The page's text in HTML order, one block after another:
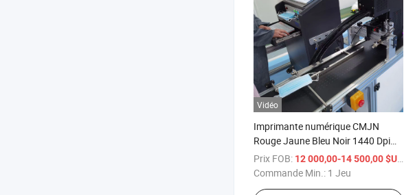
Vidéo
Imprimante numérique CMJN
Rouge Jaune Bleu Noir 1440 Dpi
Couleur Complète UV à jet d'encre
avec tête d'impression Epson I3200
Prix FOB: 12 000,00-14 500,00 $US
Commande Min.: 1 Jeu